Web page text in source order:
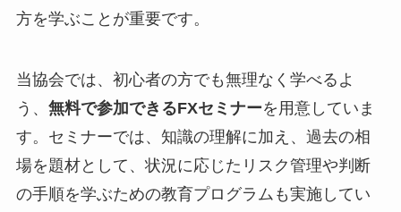
方を学ぶことが重要です。
当協会では、初心者の方でも無理なく学べるよ
う、 無料で参加できるFXセミナーを用意していま
す。セミナーでは、知識の理解に加え、過去の相
場を題材として、状況に応じたリスク管理や判断
の手順を学ぶための教育プログラムも実施してい